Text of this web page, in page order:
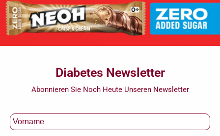
Diabetes Newsletter
Abonnieren Sie Noch Heute Unseren Newsletter